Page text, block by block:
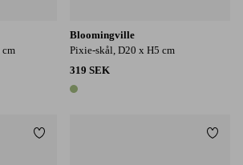
cm
Bloomingville
Pixie-skål, D20 x H5 cm
319 SEK
1 färg
Lägg till i favoriter